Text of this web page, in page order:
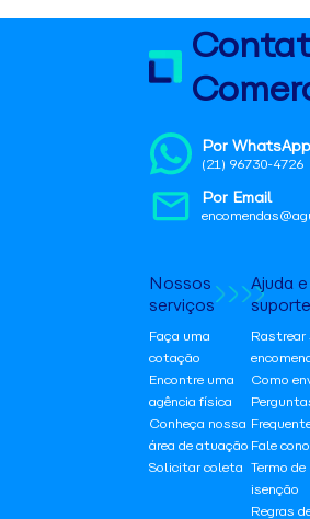
Por WhatsApp
(21) 96730-4726
Por Email
Nossos
serviços
Faça uma
cotação
Encontre uma
agência física
Conheça nossa
área de atuação
Solicitar coleta
Ajuda e
suporte
Rastrear
Como
Fale
Termo de
isenção
Regras